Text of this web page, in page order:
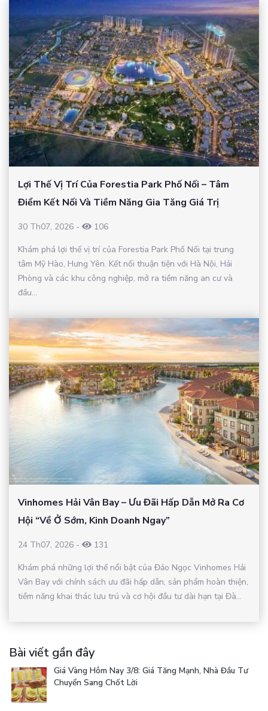
Lợi Thế Vị Trí Của Forestia Park Phố Nối – Tâm
Điểm Kết Nối Và Tiềm Năng Gia Tăng Giá Trị
30 Th07, 2026 -
106
Khám phá lợi thế vị trí của Forestia Park Phố Nối tại trung
tâm Mỹ Hào, Hưng Yên. Kết nối thuận tiện với Hà Nội, Hải
Phòng và các khu công nghiệp, mở ra tiềm năng an cư và
đầu...
Vinhomes Hải Vân Bay – Ưu Đãi Hấp Dẫn Mở Ra Cơ
Hội “Về Ở Sớm, Kinh Doanh Ngay”
24 Th07, 2026 -
131
Khám phá những lợi thế nổi bật của Đảo Ngọc Vinhomes Hải
Vân Bay với chính sách ưu đãi hấp dẫn, sản phẩm hoàn thiện,
tiềm năng khai thác lưu trú và cơ hội đầu tư dài hạn tại Đà...
Bài viết gần đây
Giá Vàng Hôm Nay 3/8: Giá Tăng Mạnh, Nhà Đầu Tư
Chuyển Sang Chốt Lời